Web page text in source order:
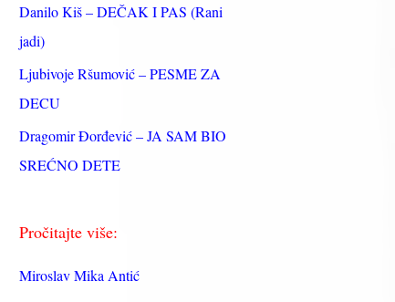
Danilo Kiš – DEČAK I PAS (Rani
jadi)
Ljubivoje Ršumović – PESME ZA
DECU
Dragomir Đorđević – JA SAM BIO
SREĆNO DETE
Pročitajte više:
Miroslav Mika Antić